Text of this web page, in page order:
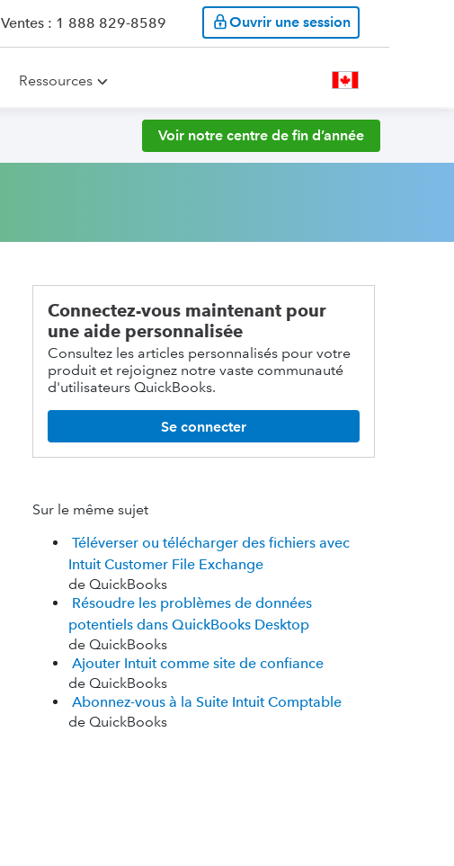
Ventes : 1 888 829-8589 Ouvrir une session
Ressources
Voir notre centre de fin d’année
Connectez-vous maintenant pour
une aide personnalisée
Consultez les articles personnalisés pour votre
produit et rejoignez notre vaste communauté
d'utilisateurs QuickBooks.
Se connecter
Sur le même sujet
Téléverser ou télécharger des fichiers avec
Intuit Customer File Exchange
de QuickBooks
Résoudre les problèmes de données
potentiels dans QuickBooks Desktop
de QuickBooks
Ajouter Intuit comme site de confiance
de QuickBooks
Abonnez-vous à la Suite Intuit Comptable
de QuickBooks